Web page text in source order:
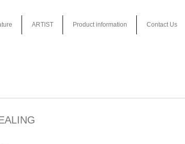
ARTIST Product information Contact Us